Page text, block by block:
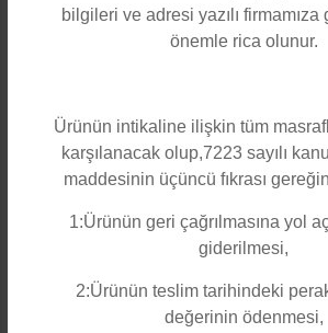
2 ADET Çift Taraflı Güçlü Yapışkan
BOYUT 17 CM
KULLANIM ALANLARI
Ergonomik Yapısı Sayesinde Evde Kampta
bilgileri ve adresi yazılı
önemle rica olunur.
Ürünün intikaline ilişkin tüm
karşılanacak olup,7223 sayılı
maddesinin üçüncü fıkrası
1:Ürünün geri çağrılmasına yol
giderilmesi,
2:Ürünün teslim tarihindeki
değerinin ödenmesi,